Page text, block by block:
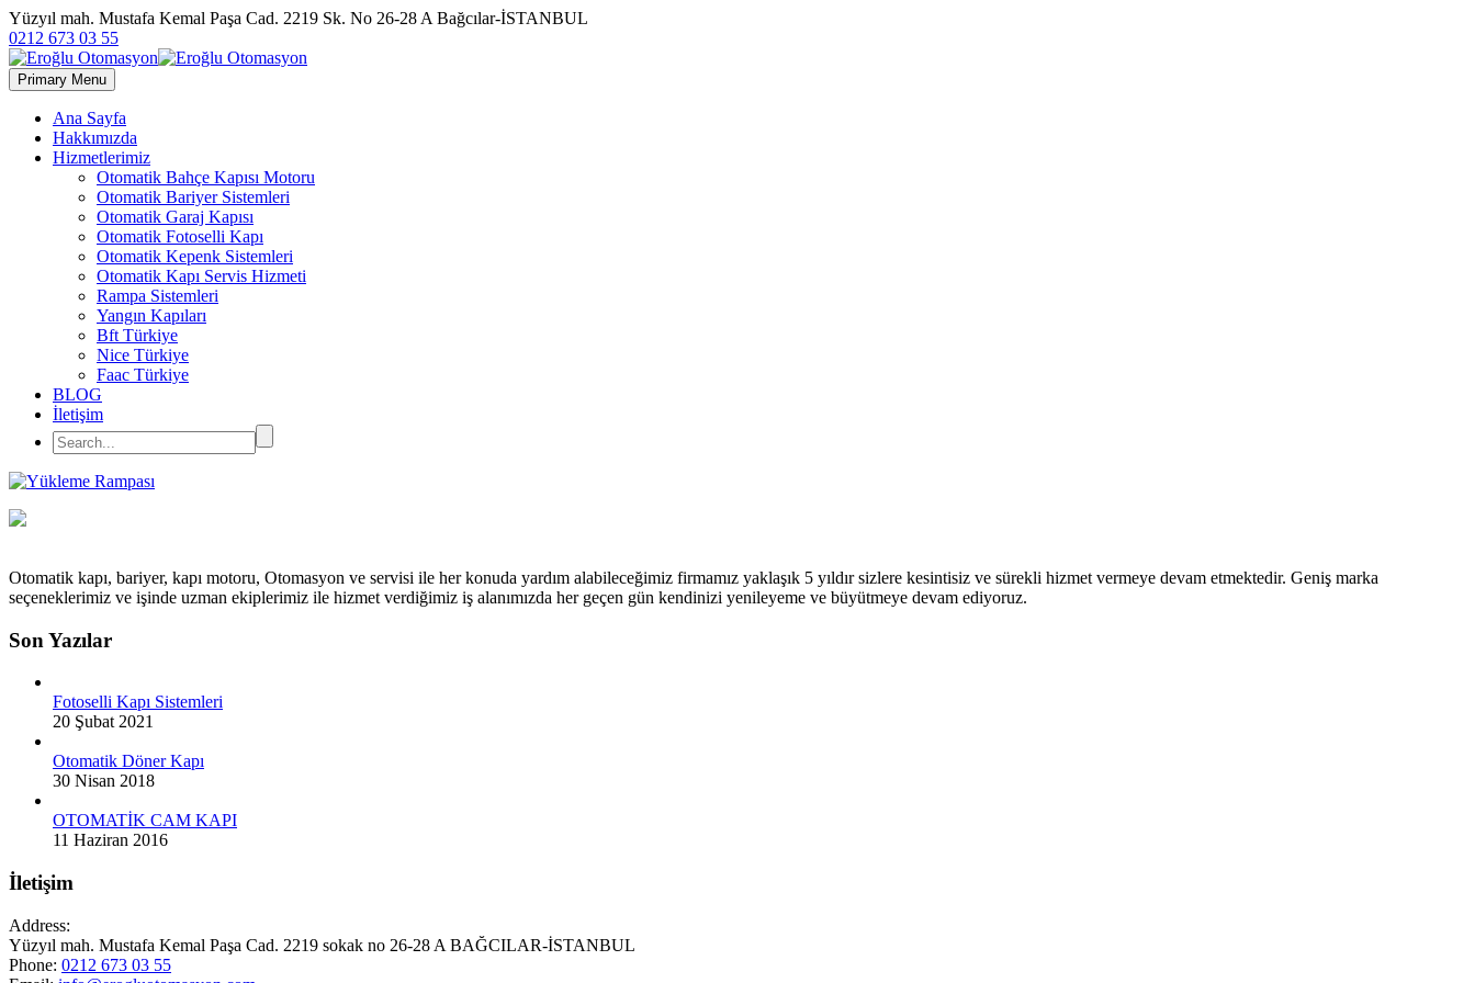
Yüzyıl mah. Mustafa Kemal Paşa Cad. 2219 Sk. No 26-28 A Bağcılar-İSTANBUL
0212 673 03 55
Primary Menu
Ana Sayfa
Hakkımızda
Hizmetlerimiz
Otomatik Bahçe Kapısı Motoru
Otomatik Bariyer Sistemleri
Otomatik Garaj Kapısı
Otomatik Fotoselli Kapı
Otomatik Kepenk Sistemleri
Otomatik Kapı Servis Hizmeti
Rampa Sistemleri
Yangın Kapıları
Bft Türkiye
Nice Türkiye
Faac Türkiye
BLOG
İletişim
Otomatik kapı, bariyer, kapı motoru, Otomasyon ve servisi ile her konuda yardım alabileceğimiz firmamız yaklaşık 5 yıldır sizlere kesintisiz ve sürekli hizmet vermeye devam etmektedir. Geniş marka
seçeneklerimiz ve işinde uzman ekiplerimiz ile hizmet verdiğimiz iş alanımızda her geçen gün kendinizi yenileyeme ve büyütmeye devam ediyoruz.
Son Yazılar
Fotoselli Kapı Sistemleri
20 Şubat 2021
Otomatik Döner Kapı
30 Nisan 2018
OTOMATİK CAM KAPI
11 Haziran 2016
İletişim
Address:
Yüzyıl mah. Mustafa Kemal Paşa Cad. 2219 sokak no 26-28 A BAĞCILAR-İSTANBUL
Phone: 0212 673 03 55